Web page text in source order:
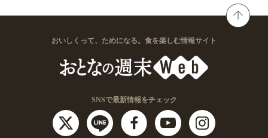
おいしくって、ためになる。食を楽しむ情報サイト
SNSで最新情報をチェック